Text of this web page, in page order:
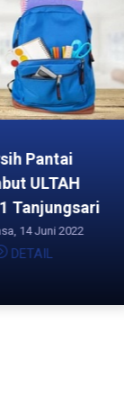
Pantai
ULTAH
Tanjungsari
14 Juni 2022
DETAIL